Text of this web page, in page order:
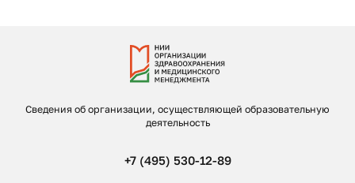
Сведения об организации, осуществляющей образовательную
деятельность
+7 (495) 530-12-89